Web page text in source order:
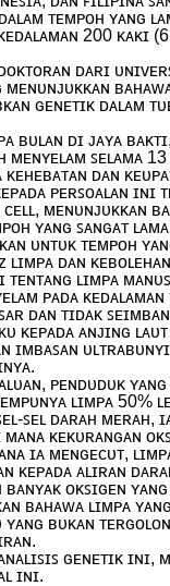
ᴛᴇᴍᴘᴏʜ ʏᴀɴɢ
200 ᴋᴀᴋɪ
ᴅᴀʀɪ
ɢᴇɴᴇᴛɪᴋ ᴅᴀʟᴀᴍ
ʙᴜʟᴀɴ ᴅɪ ᴊᴀʏᴀ
ꜱᴇʟᴀᴍᴀ 13
ᴅᴀɴ
ᴘᴇʀꜱᴏᴀʟᴀɴ ɪɴɪ
ᴄᴇʟʟ,
ʏᴀɴɢ ꜱᴀɴɢᴀᴛ
ᴜɴᴛᴜᴋ ᴛᴇᴍᴘᴏʜ
ʟɪᴍᴘᴀ ᴅᴀɴ
ᴛᴇɴᴛᴀɴɢ ʟɪᴍᴘᴀ
ᴘᴀᴅᴀ ᴋᴇᴅᴀʟᴀᴍᴀɴ
ᴅᴀɴ ᴛɪᴅᴀᴋ
ᴋᴇᴘᴀᴅᴀ ᴀɴᴊɪɴɢ
ɪᴍʙᴀꜱᴀɴ
ᴘᴇɴᴅᴜᴅᴜᴋ
ʟɪᴍᴘᴀ 50%
ꜱᴇʟ ᴅᴀʀᴀʜ ᴍᴇʀᴀʜ,
ᴍᴀɴᴀ ᴋᴇᴋᴜʀᴀɴɢᴀɴ
ɪᴀ ᴍᴇɴɢᴇᴄᴜᴛ,
ᴋᴇᴘᴀᴅᴀ ᴀʟɪʀᴀɴ
ᴏᴋꜱɪɢᴇɴ
ʙᴀʜᴀᴡᴀ ʟɪᴍᴘᴀ
ʙᴜᴋᴀɴ
ɢᴇɴᴇᴛɪᴋ
ɪɴɪ.